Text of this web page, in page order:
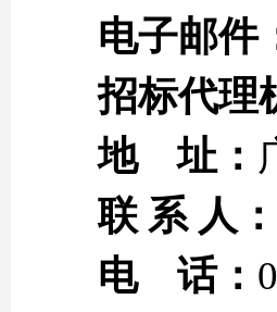
电子邮件
招标代理
地 址：
联 系 人：
电 话：